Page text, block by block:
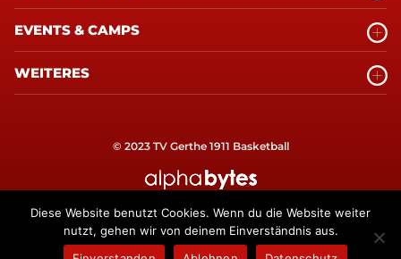
EVENTS & CAMPS
WEITERES
© 2023 TV Gerthe 1911 Basketball
Diese Website benutzt Cookies. Wenn du die Website weiter
nutzt, gehen wir von deinem Einverständnis aus.